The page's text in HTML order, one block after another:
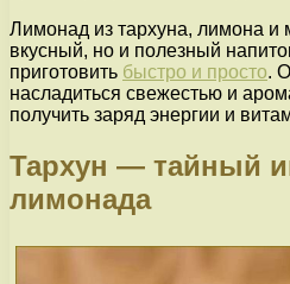
Лимонад из тархуна, лимона и
вкусный, но и полезный
приготовить быстро и просто.
насладиться свежестью и
получить заряд энергии и
Тархун — тайный
лимонада